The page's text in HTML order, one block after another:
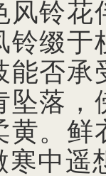
风铃
铃缀
能否
坠落
黄。
寒中遥